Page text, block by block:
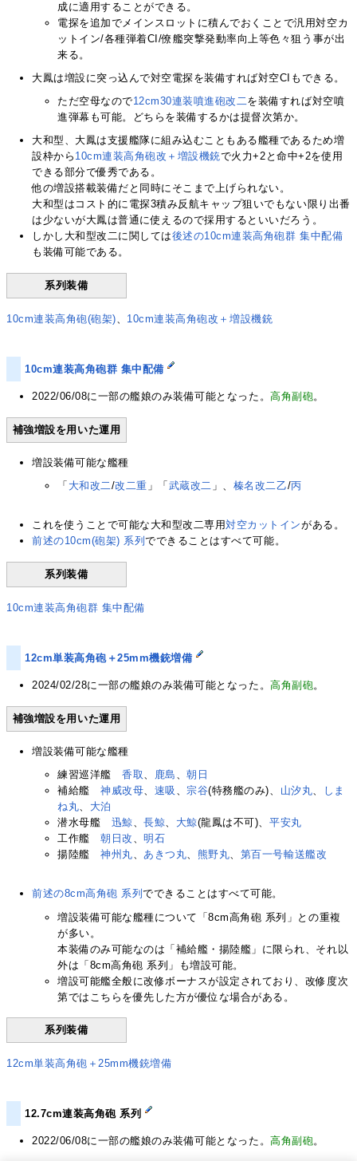
成に適用することができる。
電探を追加でメインスロットに積んでおくことで汎用対空カ
ットイン/各種弾着CI/僚艦突撃発動率向上等色々狙う事が出
来る。
大鳳は増設に突っ込んで対空電探を装備すれば対空CIもできる。
ただ空母なので12cm30連装噴進砲改二を装備すれば対空噴
進弾幕も可能。どちらを装備するかは提督次第か。
大和型、大鳳は支援艦隊に組み込むこともある艦種であるため増
設枠から 10cm連装高角砲改＋増設機銃で火力+2と命中+2を使用
できる部分で優秀である。
他の増設搭載装備だと同時にそこまで上げられない。
大和型はコスト的に電探3積み反航キャップ狙いでもない限り出番
は少ないが大鳳は普通に使えるので採用するといいだろう。
しかし大和型改二に関しては後述の10cm連装高角砲群 集中配備
も装備可能である。
系列装備
10cm連装高角砲(砲架) 10cm連装高角砲改＋増設機銃
10cm連装高角砲群 集中配備
2022/06/08に一部の艦娘のみ装備可能となった。高角副砲。
補強増設を用いた運用
増設装備可能な艦種
「 大和改二/改二重 」「 武蔵改二 」、 榛名改二乙/丙
これを使うことで可能な大和型改二専用対空カットインがある。
前述の10cm(砲架) 系列でできることはすべて可能。
系列装備
10cm連装高角砲群 集中配備
12cm単装高角砲＋25mm機銃増備
2024/02/28に一部の艦娘のみ装備可能となった。高角副砲。
補強増設を用いた運用
増設装備可能な艦種
練習巡洋艦香取 、 鹿島 、朝日
補給艦神威改母、 速吸 、宗谷(特務艦のみ)、 山汐丸、
しま
ね丸、 大泊
潜水母艦 迅鯨、長鯨、 大鯨(龍鳳は不可)、 平安丸
工作艦朝日改 、明石
揚陸艦神州丸、あきつ丸、 熊野丸、 第百一号輸送艦改
前述の8cm高角砲 系列でできることはすべて可能。
増設装備可能な艦種について「8cm高角砲 系列」との重複
が多い。
本装備のみ可能なのは「補給艦・揚陸艦」に限られ、それ以
外は「8cm高角砲 系列」も増設可能。
増設可能艦全般に改修ボーナスが設定されており、改修度次
第ではこちらを優先した方が優位な場合がある。
系列装備
12cm単装高角砲＋25mm機銃増備
12.7cm連装高角砲 系列
2022/06/08に一部の艦娘のみ装備可能となった。高角副砲。